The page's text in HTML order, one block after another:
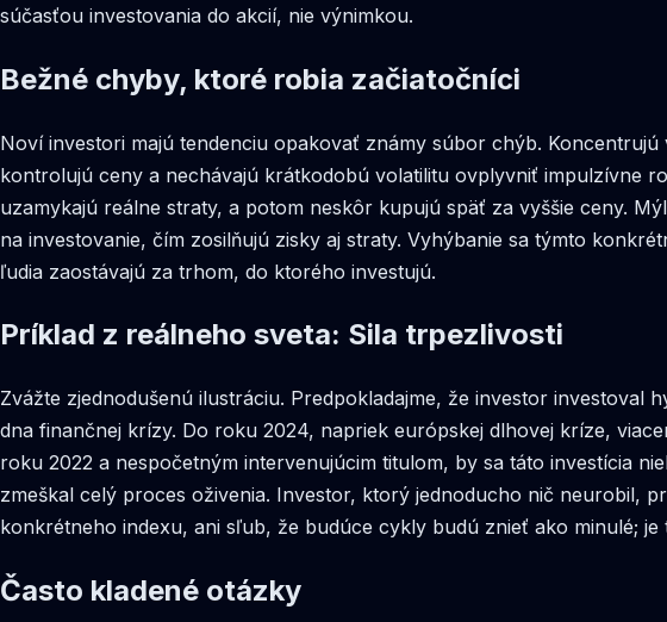
súčasťou investovania do akcií, nie výnimkou.
Bežné chyby, ktoré robia začiatočníci
Noví investori majú tendenciu opakovať známy súbor chýb.
kontrolujú ceny a nechávajú krátkodobú volatilitu ovplyvniť impulzívne
uzamykajú reálne straty, a potom neskôr kupujú späť za vyššie ceny.
na investovanie, čím zosilňujú zisky aj straty. Vyhýbanie sa týmto
ľudia zaostávajú za trhom, do ktorého investujú.
Príklad z reálneho sveta: Sila trpezlivosti
Zvážte zjednodušenú ilustráciu. Predpokladajme, že investor
dna finančnej krízy. Do roku 2024, napriek európskej dlhovej kríze,
roku 2022 a nespočetným intervenujúcim titulom, by sa táto investícia
zmeškal celý proces oživenia. Investor, ktorý jednoducho nič neurobil,
konkrétneho indexu, ani sľub, že budúce cykly budú znieť ako minulé;
Často kladené otázky